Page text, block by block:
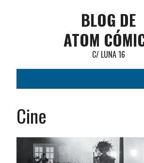
BLOG DE
ATOM
C/ LUNA 16
Cine